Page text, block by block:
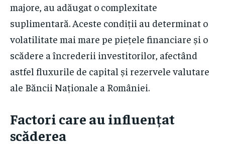
majore, au adăugat o complexitate
suplimentară. Aceste condiții au determinat o
volatilitate mai mare pe piețele financiare și o
scădere a încrederii investitorilor, afectând
astfel fluxurile de capital și rezervele valutare
ale Băncii Naționale a României.
Factori care au influențat
scăderea